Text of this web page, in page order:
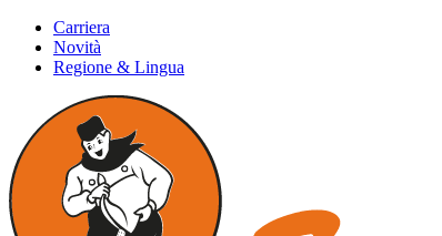
Carriera
Novità
Regione & Lingua